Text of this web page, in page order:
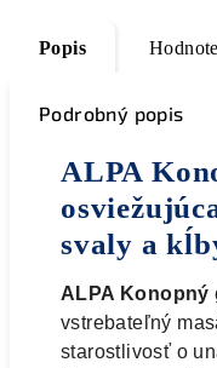
Popis
Podrobný popis
ALPA
svaly a
ALPA Konopný
vstrebateľný
starostlivosť o